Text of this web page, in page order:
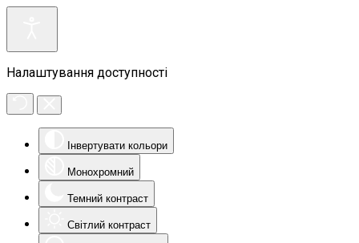
Налаштування доступності
Інвертувати кольори
Монохромний
Темний контраст
Світлий контраст